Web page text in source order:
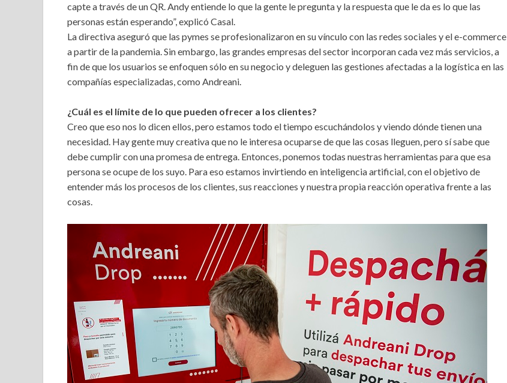
capte a través de un QR. Andy entiende lo que la gente le pregunta y la respuesta que le da es lo que las
personas están esperando”, explicó Casal.
La directiva aseguró que las pymes se profesionalizaron en su vínculo con las redes sociales y el e-commerce
a partir de la pandemia. Sin embargo, las grandes empresas del sector incorporan cada vez más servicios, a
fin de que los usuarios se enfoquen sólo en su negocio y deleguen las gestiones afectadas a la logística en las
compañías especializadas, como Andreani.
¿Cuál es el límite de lo que pueden ofrecer a los clientes?
Creo que eso nos lo dicen ellos, pero estamos todo el tiempo escuchándolos y viendo dónde tienen una
necesidad. Hay gente muy creativa que no le interesa ocuparse de que las cosas lleguen, pero sí sabe que
debe cumplir con una promesa de entrega. Entonces, ponemos todas nuestras herramientas para que esa
persona se ocupe de los suyo. Para eso estamos invirtiendo en inteligencia artificial, con el objetivo de
entender más los procesos de los clientes, sus reacciones y nuestra propia reacción operativa frente a las
cosas.